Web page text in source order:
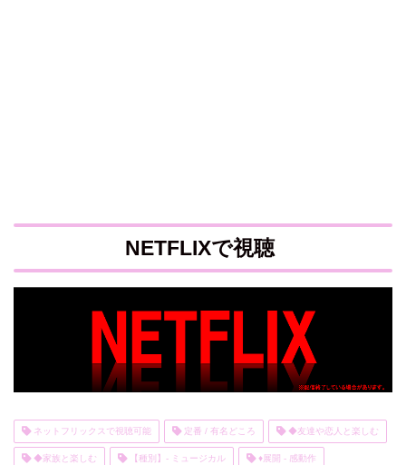
NETFLIXで視聴
ネットフリックスで視聴可能 定番 / 有名どころ ◆友達や恋人と楽しむ
◆家族と楽しむ 【種別】- ミュージカル ♦展開 - 感動作